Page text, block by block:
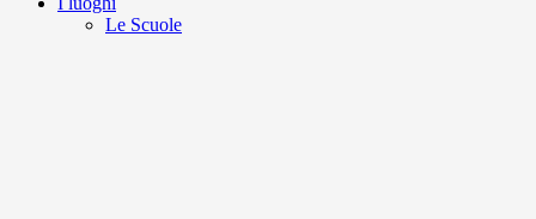
Le Scuole